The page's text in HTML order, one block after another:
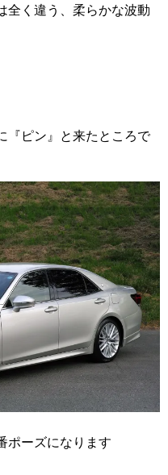
全く違う、柔らかな波動
『ピン』と来たところで
ポーズになります